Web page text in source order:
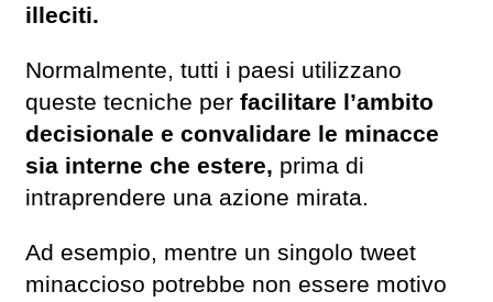
illeciti.
Normalmente, tutti i paesi utilizzano
queste tecniche per facilitare l’ambito
decisionale e convalidare le minacce
sia interne che estere, prima di
intraprendere una azione mirata.
Ad esempio, mentre un singolo tweet
minaccioso potrebbe non essere motivo